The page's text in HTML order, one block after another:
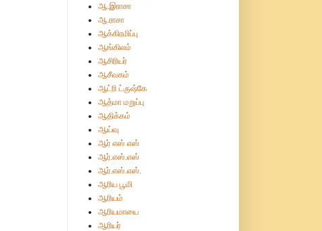
ஆ.இராசா
ஆ.ராசா
ஆக்கிரமிப்பு
ஆங்கிலம்
ஆசிரியர்
ஆசீவகம்
ஆட்ரி ட்ருஷ்கே
ஆத்மா மறுப்பு
ஆதிக்கம்
ஆய்வு
ஆர் எஸ் எஸ்
ஆர்.எஸ்.எஸ்
ஆர்.எஸ்.எஸ்.
ஆரிய பூமி
ஆரியம்
ஆரியமாயை
ஆரியர்